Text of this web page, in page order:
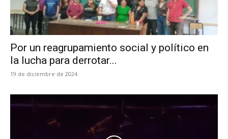
Por un reagrupamiento social y político en
la lucha para derrotar...
19 de diciembre de 2024